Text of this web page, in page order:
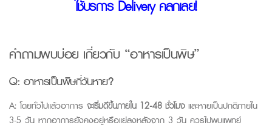
ใช้บริการ Delivery คลิกเลย!
คำถามพบบ่อย เกี่ยวกับ “อาหารเป็นพิษ”
Q: อาหารเป็นพิษกี่วันหาย?
A:โดยทั่วไปแล้วอาการ จะเริ่มดีขึ้นภายใน 12-48 ชั่วโมงและหายเป็นปกติภายใน
3-5 วัน หากอาการยังคงอยู่หรือแย่ลงหลังจาก 3 วัน ควรไปพบแพทย์